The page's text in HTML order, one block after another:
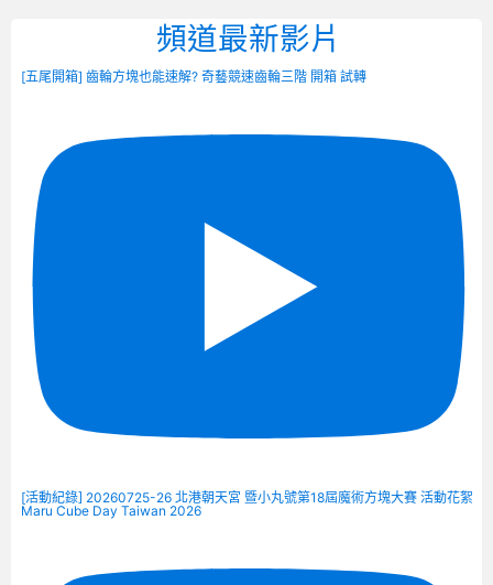
頻道最新影片
[五尾開箱] 齒輪方塊也能速解? 奇藝競速齒輪三階 開箱 試轉
[活動紀錄] 20260725-26 北港朝天宮 暨小丸號第18屆魔術方塊大賽 活動花絮
Maru Cube Day Taiwan 2026